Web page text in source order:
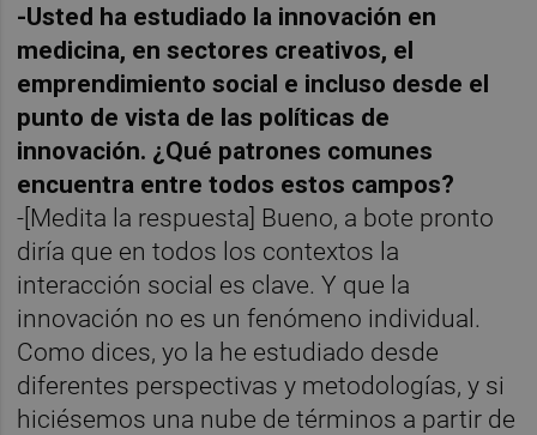
-Usted ha estudiado la innovación en
medicina, en sectores creativos, el
emprendimiento social e incluso desde el
punto de vista de las políticas de
innovación. ¿Qué patrones comunes
encuentra entre todos estos campos?
-[Medita la respuesta] Bueno, a bote pronto
diría que en todos los contextos la
interacción social es clave. Y que la
innovación no es un fenómeno individual.
Como dices, yo la he estudiado desde
diferentes perspectivas y metodologías, y si
hiciésemos una nube de términos a partir de